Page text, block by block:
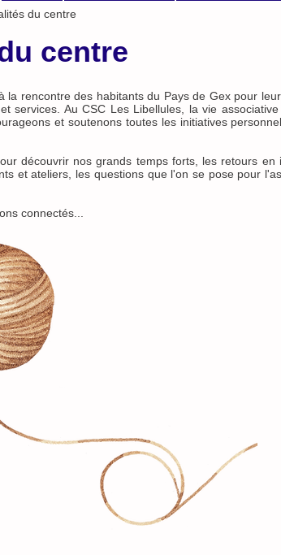
du centre
centre
la rencontre des habitants du Pays de Gex pour
services. Au CSC Les Libellules, la vie
et soutenons toutes les initiatives
découvrir nos grands temps forts, les retours en
et ateliers, les questions que l'on se pose pour
connectés...